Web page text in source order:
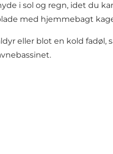
i sol og regn, idet du
med hjemmebagt
eller blot en kold